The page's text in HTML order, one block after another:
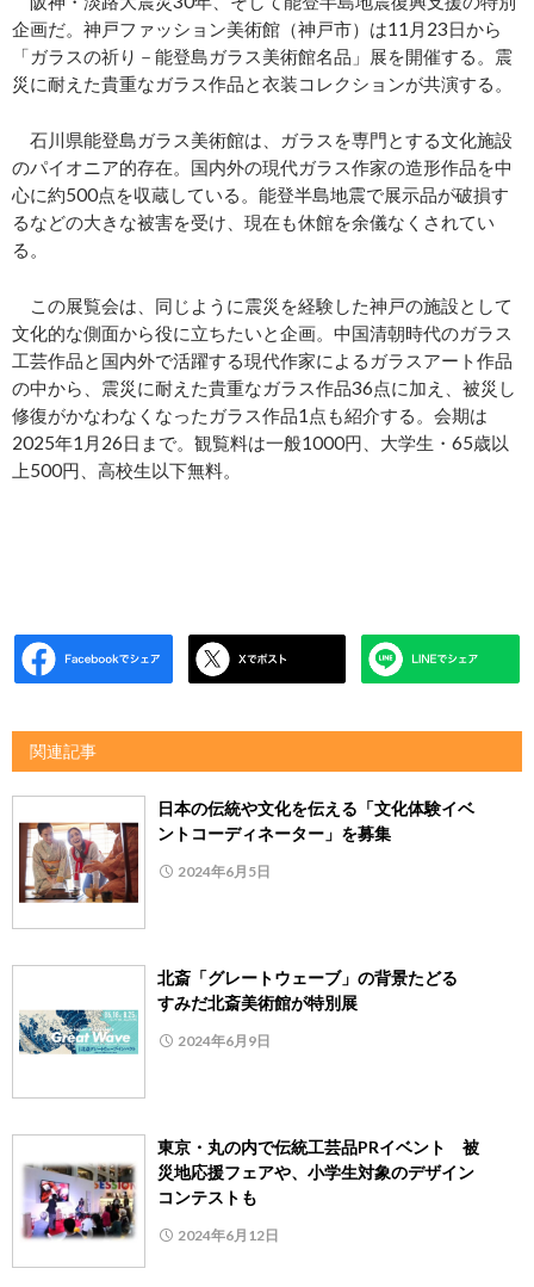
企画だ。神戸ファッション美術館（神戸市）は11月23日から
「ガラスの祈り－能登島ガラス美術館名品」展を開催する。震
災に耐えた貴重なガラス作品と衣装コレクションが共演する。
石川県能登島ガラス美術館は、ガラスを専門とする文化施設
のパイオニア的存在。国内外の現代ガラス作家の造形作品を中
心に約500点を収蔵している。能登半島地震で展示品が破損す
るなどの大きな被害を受け、現在も休館を余儀なくされてい
る。
この展覧会は、同じように震災を経験した神戸の施設として
文化的な側面から役に立ちたいと企画。中国清朝時代のガラス
工芸作品と国内外で活躍する現代作家によるガラスアート作品
の中から、震災に耐えた貴重なガラス作品36点に加え、被災し
修復がかなわなくなったガラス作品1点も紹介する。会期は
2025年1月26日まで。観覧料は一般1000円、大学生・65歳以
上500円、高校生以下無料。
関連記事
日本の伝統や文化を伝える「文化体験イベ
ントコーディネーター」を募集
2024年6月5日
北斎「グレートウェーブ」の背景たどる
すみだ北斎美術館が特別展
2024年6月9日
東京・丸の内で伝統工芸品PRイベント 被
災地応援フェアや、小学生対象のデザイン
コンテストも
2024年6月12日